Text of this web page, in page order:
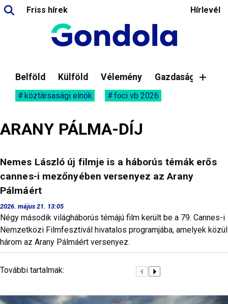
Friss hírek Hírlevél
Belföld Külföld Vélemény Gazdaság
köztársasági elnök foci vb 2026
ARANY PÁLMA-DÍJ
Nemes László új filmje is a háborús témák erős
cannes-i mezőnyében versenyez az Arany
Pálmáért
2026. május 21. 13:05
Négy második világháborús témájú film került be a 79. Cannes-i
Nemzetközi Filmfesztivál hivatalos programjába, amelyek közül
három az Arany Pálmáért versenyez.
További tartalmak: